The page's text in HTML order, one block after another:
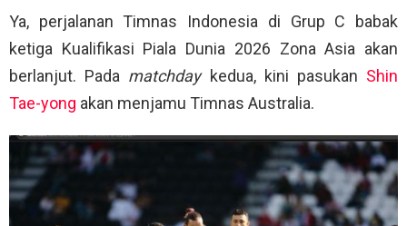
Ya, perjalanan Timnas Indonesia di Grup C babak
ketiga Kualifikasi Piala Dunia 2026 Zona Asia akan
berlanjut. Pada matchdaykedua, kini pasukan Shin
Tae-yong akan menjamu Timnas Australia.